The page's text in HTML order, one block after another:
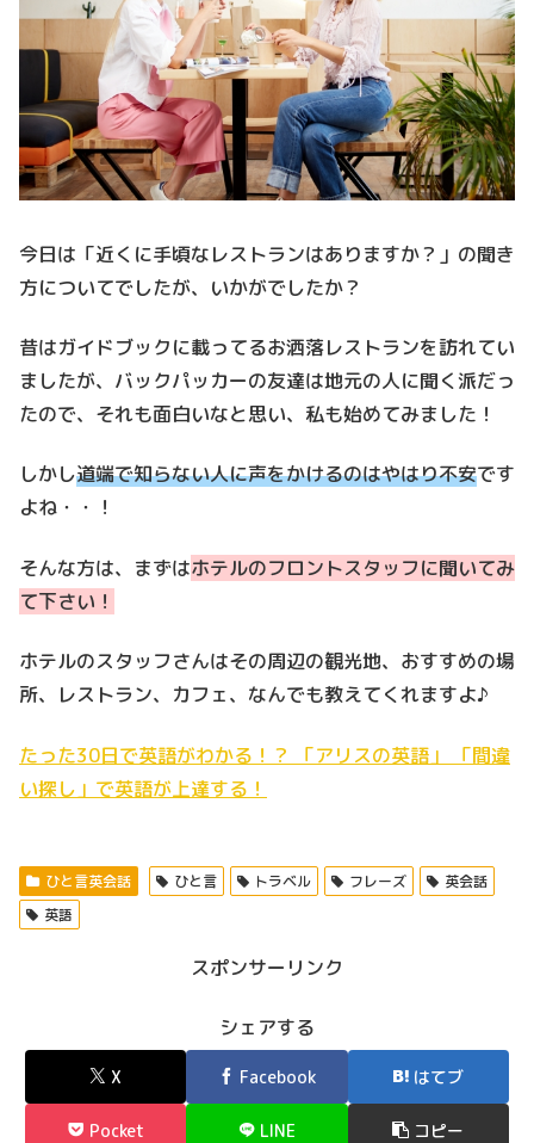
今日は「近くに手頃なレストランはありますか？」の聞き
方についてでしたが、いかがでしたか？
昔はガイドブックに載ってるお洒落レストランを訪れてい
ましたが、バックパッカーの友達は地元の人に聞く派だっ
たので、それも面白いなと思い、私も始めてみました！
しかし道端で知らない人に声をかけるのはやはり不安です
よね・・！
そんな方は、まずはホテルのフロントスタッフに聞いてみ
て下さい！
ホテルのスタッフさんはその周辺の観光地、おすすめの場
所、レストラン、カフェ、なんでも教えてくれますよ♪
たった30日で英語がわかる！？ 「アリスの英語」 「間違
い探し」で英語が上達する！
ひと言英会話 ひと言 トラベル フレーズ
英会話
英語
スポンサーリンク
シェアする
X Facebook はてブ
Pocket LINE コピー